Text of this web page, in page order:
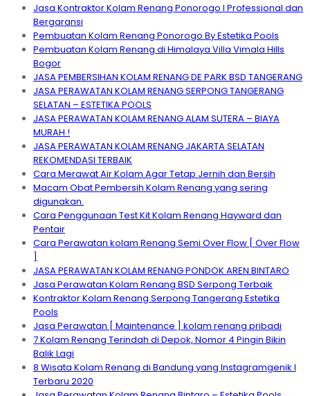
Jasa Kontraktor Kolam Renang Ponorogo I Professional dan
Bergaransi
Pembuatan Kolam Renang Ponorogo By Estetika Pools
Pembuatan Kolam Renang di Himalaya Villa Vimala Hills
Bogor
JASA PEMBERSIHAN KOLAM RENANG DE PARK BSD TANGERANG
JASA PERAWATAN KOLAM RENANG SERPONG TANGERANG
SELATAN – ESTETIKA POOLS
JASA PERAWATAN KOLAM RENANG ALAM SUTERA – BIAYA
MURAH !
JASA PERAWATAN KOLAM RENANG JAKARTA SELATAN
REKOMENDASI TERBAIK
Cara Merawat Air Kolam Agar Tetap Jernih dan Bersih
Macam Obat Pembersih Kolam Renang yang sering
digunakan.
Cara Penggunaan Test Kit Kolam Renang Hayward dan
Pentair
Cara Perawatan kolam Renang Semi Over Flow [ Over Flow
]
JASA PERAWATAN KOLAM RENANG PONDOK AREN BINTARO
Jasa Perawatan Kolam Renang BSD Serpong Terbaik
Kontraktor Kolam Renang Serpong Tangerang Estetika
Pools
Jasa Perawatan [ Maintenance ] kolam renang pribadi
7 Kolam Renang Terindah di Depok, Nomor 4 Pingin Bikin
Balik Lagi
8 Wisata Kolam Renang di Bandung yang Instagramgenik I
Terbaru 2020